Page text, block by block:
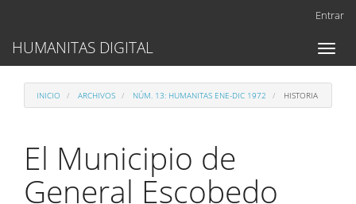
Contenido
principal
lateral
Entrar
Toggle
HUMANITAS DIGITAL
INICIO ARCHIVOS NÚM. 13: HUMANITAS ENE-DIC 1972 HISTORIA
El Municipio de
General Escobedo